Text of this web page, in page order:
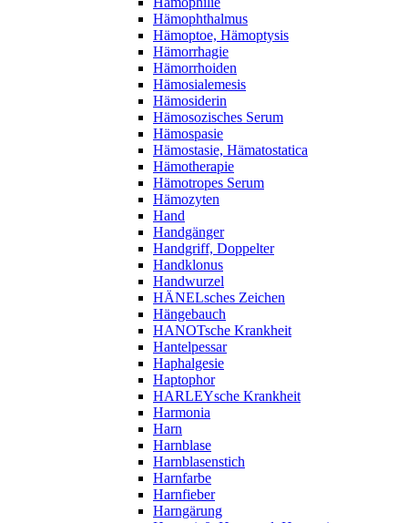
Hämophthalmus
Hämoptoe, Hämoptysis
Hämorrhagie
Hämorrhoiden
Hämosialemesis
Hämosiderin
Hämosozisches Serum
Hämospasie
Hämostasie, Hämatostatica
Hämotherapie
Hämotropes Serum
Hämozyten
Hand
Handgänger
Handgriff, Doppelter
Handklonus
Handwurzel
HÄNELsches Zeichen
Hängebauch
HANOTsche Krankheit
Hantelpessar
Haphalgesie
Haptophor
HARLEYsche Krankheit
Harmonia
Harn
Harnblase
Harnblasenstich
Harnfarbe
Harnfieber
Harngärung